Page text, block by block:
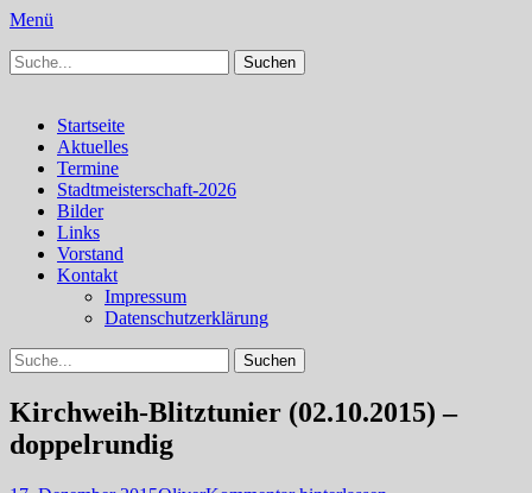
Menü
Schachfreunde Bürstadt
Schachfreunde im Web
Suchen
nach:
Primäres
Menü
Zum
Inhalt
springen
Startseite
Aktuelles
Termine
Stadtmeisterschaft-2026
Bilder
Links
Vorstand
Kontakt
Impressum
Datenschutzerklärung
Suchen
Suchen
nach:
Kirchweih-Blitztunier (02.10.2015) –
doppelrundig